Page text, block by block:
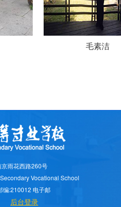
毛素洁
雨花西路260号
Vocational School
编:210012 电子邮
后台登录